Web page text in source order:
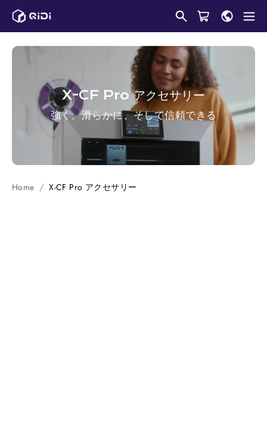
X-CF Proアクセサリー
強く、滑らかに、そして信頼できる
Home X-CF Pro アクセサリー